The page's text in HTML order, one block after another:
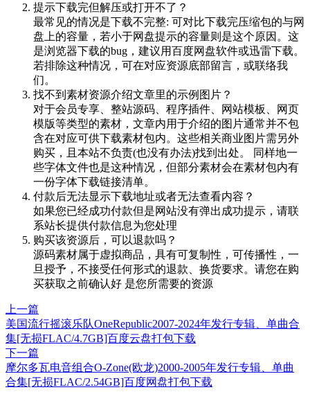
提示下载完但解压或打开不了？
最常见的情况是下载不完整: 可对比下载完压缩包的与网
盘上的容量，若小于网盘提示的容量则是这个原因。这
是浏览器下载的bug，建议用百度网盘软件或迅雷下载。
若排除这种情况，可在对应资源底部留言，或联络我
们。
找不到素材资源介绍文章里的示例图片？
对于会员专享、整站源码、程序插件、网站模板、网页
模版等类型的素材，文章内用于介绍的图片通常并不包
含在对应可供下载素材包内。这些相关商业图片需另外
购买，且本站不负责(也没有办法)找到出处。 同样地一
些字体文件也是这种情况，但部分素材会在素材包内有
一份字体下载链接清单。
付款后无法显示下载地址或者无法查看内容？
如果您已经成功付款但是网站没有弹出成功提示，请联
系站长提供付款信息为您处理
购买该资源后，可以退款吗？
源码素材属于虚拟商品，具有可复制性，可传播性，一
旦授予，不接受任何形式的退款、换货要求。请您在购
买获取之前确认好 是您所需要的资源
上一篇
美国流行摇滚乐队OneRepublic2007-2024年发行专辑、单曲合
集[无损FLAC/4.7GB]百度云盘打包下载
下一篇
摩尔多瓦电音组合O-Zone(欧龙)2000-2005年发行专辑、单曲
合集[无损FLAC/2.54GB]百度网盘打包下载